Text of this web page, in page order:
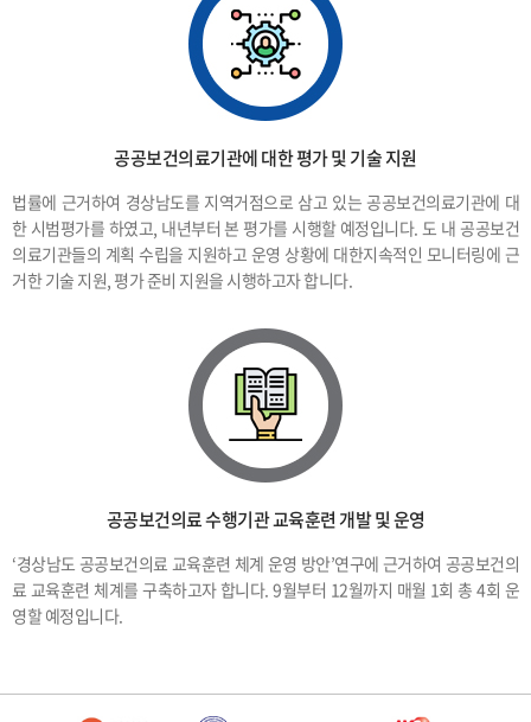
공공보건의료기관에 대한 평가 및 기술 지원
법률에 근거하여 경상남도를 지역거점으로 삼고 있는 공공보건의료기관에 대
한 시범평가를 하였고, 내년부터 본 평가를 시행할 예정입니다. 도 내 공공보건
의료기관들의 계획 수립을 지원하고 운영 상황에 대한지속적인 모니터링에 근
거한 기술 지원, 평가 준비 지원을 시행하고자 합니다.
공공보건의료 수행기관 교육훈련 개발 및 운영
‘경상남도 공공보건의료 교육훈련 체계 운영 방안’연구에 근거하여 공공보건의
료 교육훈련 체계를 구축하고자 합니다. 9월부터 12월까지 매월 1회 총 4회 운
영할 예정입니다.